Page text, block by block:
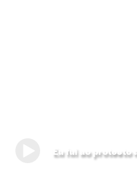
Eu fui ao protesto